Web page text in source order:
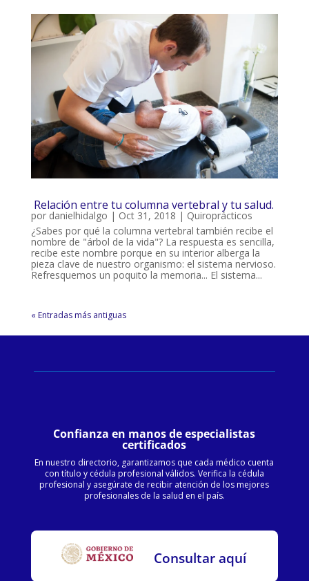
Relación entre tu columna vertebral y tu salud.
por danielhidalgo | Oct 31, 2018 | Quiroprácticos
¿Sabes por qué la columna vertebral también recibe el
nombre de "árbol de la vida"? La respuesta es sencilla,
recibe este nombre porque en su interior alberga la
pieza clave de nuestro organismo: el sistema nervioso.
Refresquemos un poquito la memoria... El sistema...
« Entradas más antiguas
Confianza en manos de especialistas
certificados
En nuestro directorio, garantizamos que cada médico cuenta
con título y cédula profesional válidos. Verifica la cédula
profesional y asegúrate de recibir atención de los mejores
profesionales de la salud en el país.
Consultar aquí